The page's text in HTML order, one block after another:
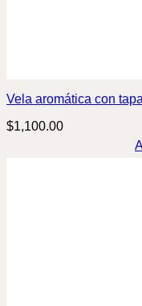
Vela aromática con
$1,100.00